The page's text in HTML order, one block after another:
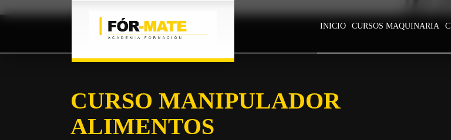
INICIO CURSOS MAQUINARIA
CURSO MANIPULADOR
ALIMENTOS